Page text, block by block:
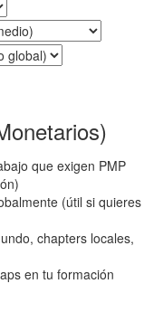
que exigen PMP
(útil si quieres
chapters locales,
en tu formación